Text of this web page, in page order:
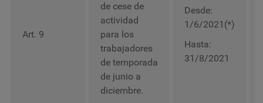
Art. 9
de cese de
actividad
para los
trabajadores
de temporada
de junio a
diciembre.
Desde:
1/6/2021(*)
Hasta:
31/8/2021